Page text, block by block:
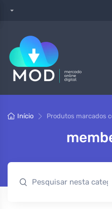
Início Produtos marcados